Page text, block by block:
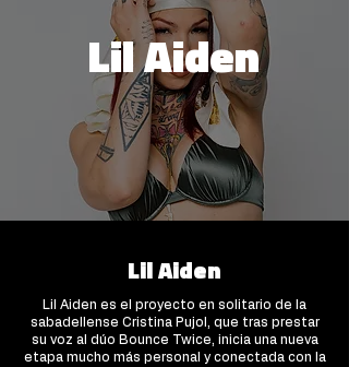
Lil Aiden
Lil Aiden
Lil Aiden es el proyecto en solitario de la
sabadellense Cristina Pujol, que tras prestar
su voz al dúo Bounce Twice, inicia una nueva
etapa mucho más personal y conectada con la